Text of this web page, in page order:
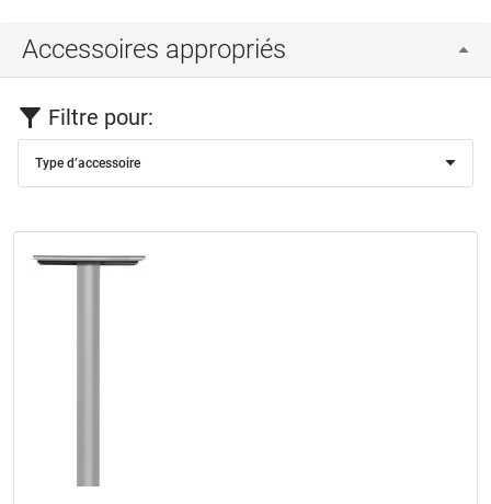
Accessoires appropriés
Filtre pour:
Type d’accessoire